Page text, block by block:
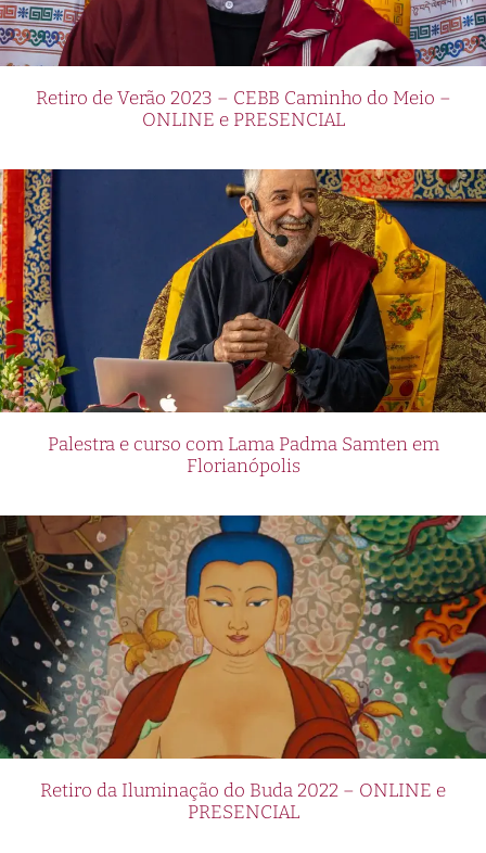
Retiro de Verão 2023 – CEBB Caminho do Meio –
ONLINE e PRESENCIAL
Palestra e curso com Lama Padma Samten em
Florianópolis
Retiro da Iluminação do Buda 2022 – ONLINE e
PRESENCIAL